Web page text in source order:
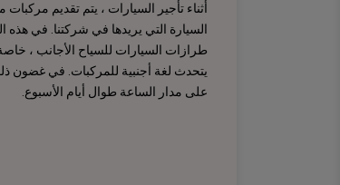
أثناء تأجير السيارات ، يتم تقديم
السيارة التي يريدها في شركتنا. في
طرازات السيارات للسياح الأجانب ،
يتحدث لغة أجنبية للمركبات. في غضون
على مدار الساعة طوال أيام الأسبوع.